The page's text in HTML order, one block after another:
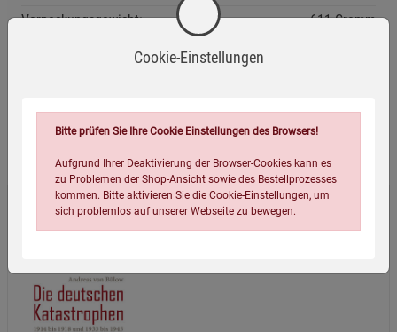
Verpackungsgewicht:
611 Gramm
Verpackungsmaße (LxBxH):
Wird oft zusammen bestellt:
Die deutschen Katastrophen 1914 bis
1918 und 1933 bis 1945
Cookie-Einstellungen
Bitte prüfen Sie Ihre Cookie Einstellungen des Browsers!
Aufgrund Ihrer Deaktivierung der Browser-Cookies kann es
zu Problemen der Shop-Ansicht sowie des Bestellprozesses
kommen. Bitte aktivieren Sie die Cookie-Einstellungen, um
sich problemlos auf unserer Webseite zu bewegen.